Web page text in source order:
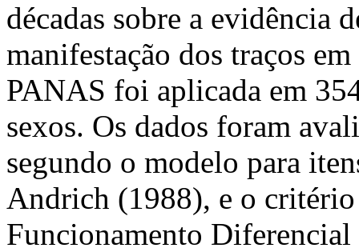
décadas sobre a evidência
manifestação dos traços
PANAS foi aplicada em
sexos. Os dados foram
segundo o modelo para
Andrich (1988), e o
Funcionamento